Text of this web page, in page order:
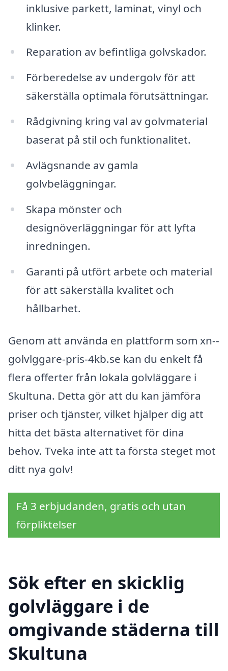
inklusive parkett, laminat, vinyl och
klinker.
Reparation av befintliga golvskador.
Förberedelse av undergolv för att
säkerställa optimala förutsättningar.
Rådgivning kring val av golvmaterial
baserat på stil och funktionalitet.
Avlägsnande av gamla
golvbeläggningar.
Skapa mönster och
designöverläggningar för att lyfta
inredningen.
Garanti på utfört arbete och material
för att säkerställa kvalitet och
hållbarhet.
Genom att använda en plattform som xn--
golvlggare-pris-4kb.se kan du enkelt få
flera offerter från lokala golvläggare i
Skultuna. Detta gör att du kan jämföra
priser och tjänster, vilket hjälper dig att
hitta det bästa alternativet för dina
behov. Tveka inte att ta första steget mot
ditt nya golv!
Få 3 erbjudanden, gratis och utan
förpliktelser
Sök efter en skicklig
golvläggare i de
omgivande städerna till
Skultuna